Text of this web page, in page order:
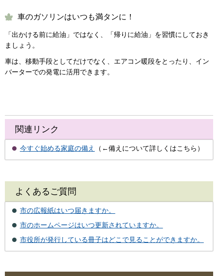
車のガソリンはいつも満タンに！
「出かける前に給油」ではなく、「帰りに給油」を習慣にしておき
ましょう。
車は、移動手段としてだけでなく、エアコン暖段をとったり、イン
バーターでの発電に活用できます。
関連リンク
今すぐ始める家庭の備え （←備えについて詳しくはこちら）
よくあるご質問
市の広報紙はいつ届きますか。
市のホームページはいつ更新されていますか。
市役所が発行している冊子はどこで見ることができますか。